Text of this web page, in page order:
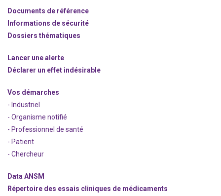
Documents de référence
Informations de sécurité
Dossiers thématiques
Lancer une alerte
Déclarer un effet indésirable
Vos démarches
- Industriel
- Organisme notifié
- Professionnel de santé
- Patient
- Chercheur
Data ANSM
Répertoire des essais cliniques de médicaments